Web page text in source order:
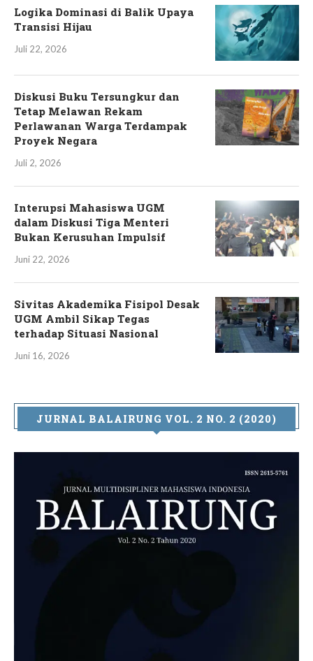
Logika Dominasi di Balik Upaya
Transisi Hijau
Juli 22, 2026
Diskusi Buku Tersungkur dan
Tetap Melawan Rekam
Perlawanan Warga Terdampak
Proyek Negara
Juli 2, 2026
Interupsi Mahasiswa UGM
dalam Diskusi Tiga Menteri
Bukan Kerusuhan Impulsif
Juni 22, 2026
Sivitas Akademika Fisipol Desak
UGM Ambil Sikap Tegas
terhadap Situasi Nasional
Juni 16, 2026
JURNAL BALAIRUNG VOL. 2 NO. 2 (2020)